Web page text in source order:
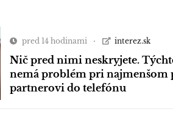
pred 14 hodinami interez.sk
Nič pred nimi neskryjete.
nemá problém pri najmenšom
partnerovi do telefónu